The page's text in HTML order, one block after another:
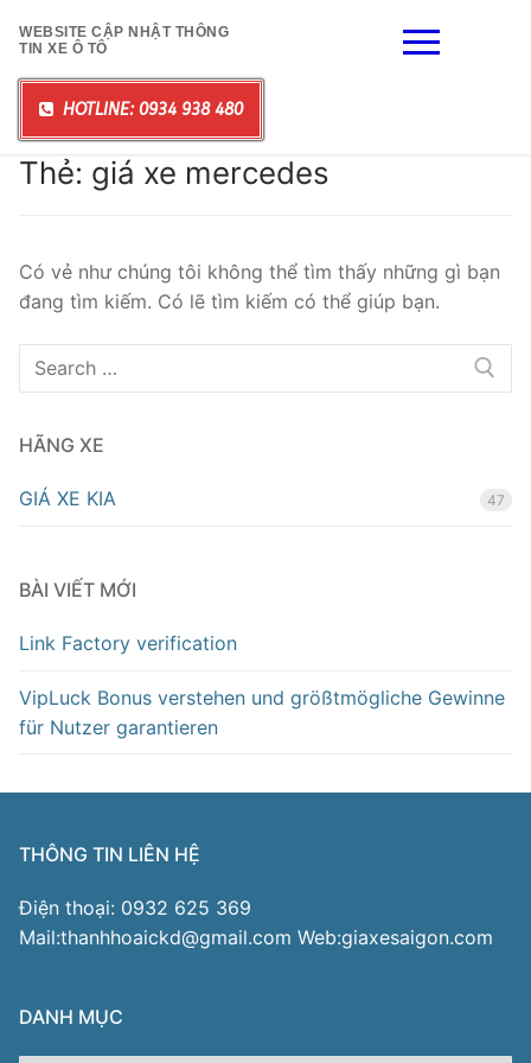
đến
nội
dung
WEBSITE CẬP NHẬT THÔNG
TIN XE Ô TÔ
HOTLINE: 0934 938 480
Thẻ: giá xe mercedes
Có vẻ như chúng tôi không thể tìm thấy những gì bạn
đang tìm kiếm. Có lẽ tìm kiếm có thể giúp bạn.
Tìm
kiếm
HÃNG XE
GIÁ XE KIA 47
BÀI VIẾT MỚI
Link Factory verification
VipLuck Bonus verstehen und größtmögliche Gewinne
für Nutzer garantieren
THÔNG TIN LIÊN HỆ
Điện thoại: 0932 625 369
Mail:thanhhoaickd@gmail.com Web:giaxesaigon.com
DANH MỤC